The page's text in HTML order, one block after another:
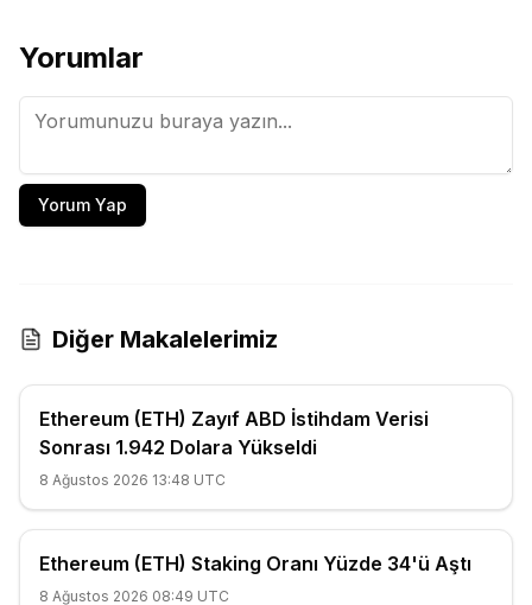
Yorumlar
Yorum Yap
Diğer Makalelerimiz
Ethereum (ETH) Zayıf ABD İstihdam Verisi
Sonrası 1.942 Dolara Yükseldi
8 Ağustos 2026 13:48 UTC
Ethereum (ETH) Staking Oranı Yüzde 34'ü Aştı
8 Ağustos 2026 08:49 UTC